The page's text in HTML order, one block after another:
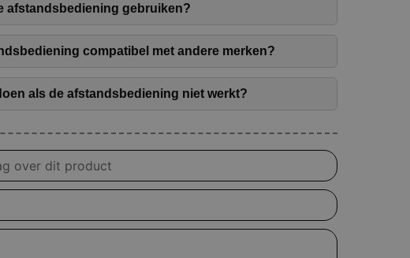
afstandsbediening gebruiken?
compatibel met andere merken?
als de afstandsbediening niet werkt?